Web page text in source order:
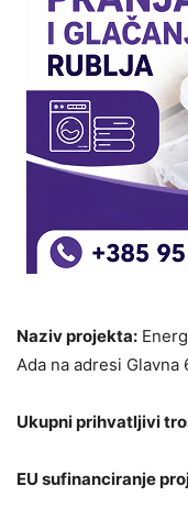
Naziv projekta:
Ada na adresi Glavna
Ukupni prihvatljivi
EU sufinanciranje